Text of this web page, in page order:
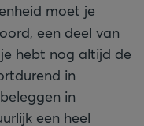
moet je
een deel van
hebt nog altijd de
in
in
een heel